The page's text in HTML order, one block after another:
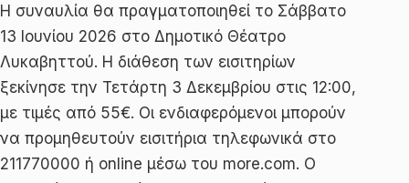
Η συναυλία θα πραγματοποιηθεί το Σάββατο
13 Ιουνίου 2026 στο Δημοτικό Θέατρο
Λυκαβηττού. Η διάθεση των εισιτηρίων
ξεκίνησε την Τετάρτη 3 Δεκεμβρίου στις 12:00,
με τιμές από 55€. Οι ενδιαφερόμενοι μπορούν
να προμηθευτούν εισιτήρια τηλεφωνικά στο
211770000 ή online μέσω του more.com. Ο